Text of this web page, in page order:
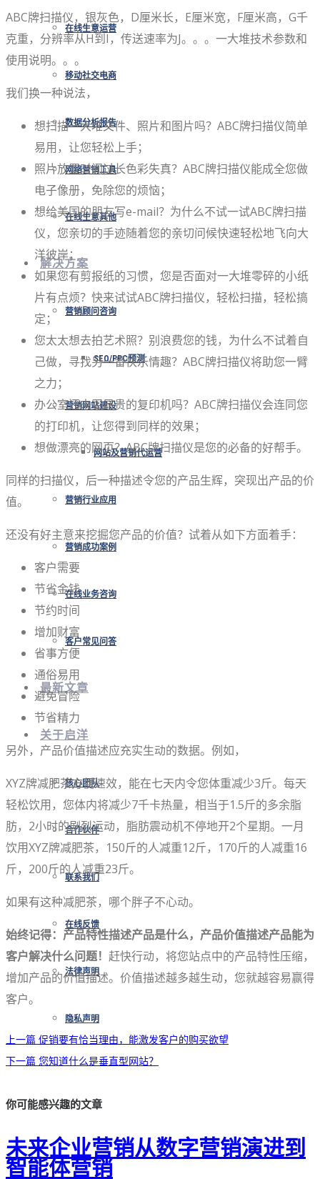
在线生意运营
移动社交电商
数据分析报告
网络营销工具
在线生意其他
解决方案
营销顾问咨询
SEO/PPC预测
营销网站建设
网站及营销代运营
营销行业应用
营销成功案例
在线业务咨询
客户常见问答
最新文章
关于启洋
核心团队
合作伙伴
联系我们
在线反馈
法律声明
隐私声明
ABC牌扫描仪，银灰色，D厘米长，E厘米宽，F厘米高，G千
克重，分辨率从H到I，传送速率为J。。。一大堆技术参数和
使用说明。。。
我们换一种说法，
想扫描一大堆文件、照片和图片吗？ABC牌扫描仪简单
易用，让您轻松上手；
照片放置时间过长色彩失真？ABC牌扫描仪能成全您做
电子像册，免除您的烦恼；
想给美国的朋友写e-mail？为什么不试一试ABC牌扫描
仪，您亲切的手迹随着您的亲切问候快速轻松地飞向大
洋彼岸；
如果您有剪报纸的习惯，您是否面对一大堆零碎的小纸
片有点烦？快来试试ABC牌扫描仪，轻松扫描，轻松搞
定；
您太太想去拍艺术照？别浪费您的钱，为什么不试着自
己做，寻找另一番快乐情趣？ABC牌扫描仪将助您一臂
之力；
办公室还未买昂贵的复印机吗？ABC牌扫描仪会连同您
的打印机，让您得到同样的效果；
想做漂亮的网页？ABC牌扫描仪是您的必备的好帮手。
同样的扫描仪，后一种描述令您的产品生辉，突现出产品的价
值。
还没有好主意来挖掘您产品的价值？试着从如下方面着手：
客户需要
节省金钱
节约时间
增加财富
省事方便
通俗易用
避免冒险
节省精力
另外，产品价值描述应充实生动的数据。例如，
XYZ牌减肥茶方便速效，能在七天内令您体重减少3斤。每天
轻松饮用，您体内将减少7千卡热量，相当于1.5斤的多余脂
肪，2小时的剧烈运动，脂肪震动机不停地开2个星期。一月
饮用XYZ牌减肥茶，150斤的人减重12斤，170斤的人减重16
斤，200斤的人减重23斤。
如果有这种减肥茶，哪个胖子不心动。
始终记得：产品特性描述产品是什么，产品价值描述产品能为
客户解决什么问题！ 赶快行动，将您站点中的产品特性压缩，
增加产品的价值描述。价值描述越多越生动，您就越容易赢得
客户。
上一篇 促销要有恰当理由，能激发客户的购买欲望
下一篇 您知道什么是垂直型网站？
你可能感兴趣的文章
未来企业营销从数字营销演进到
智能体营销